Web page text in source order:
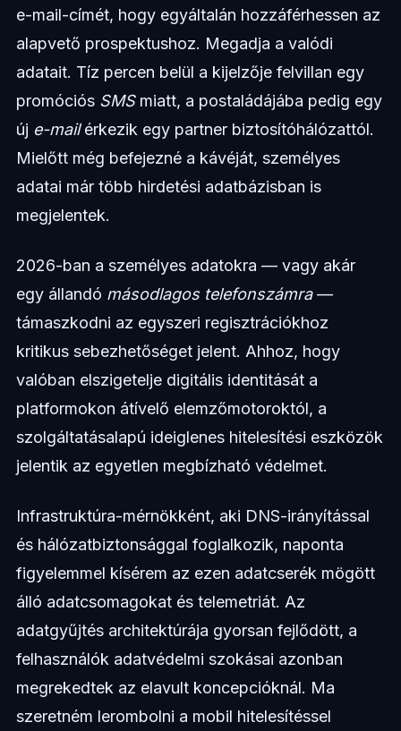
e-mail-címét, hogy egyáltalán hozzáférhessen az
alapvető prospektushoz. Megadja a valódi
adatait. Tíz percen belül a kijelzője felvillan egy
promóciós SMSmiatt, a postaládájába pedig egy
új e-mailérkezik egy partner biztosítóhálózattól.
Mielőtt még befejezné a kávéját, személyes
adatai már több hirdetési adatbázisban is
megjelentek.
2026-ban a személyes adatokra — vagy akár
egy állandó másodlagos telefonszámra—
támaszkodni az egyszeri regisztrációkhoz
kritikus sebezhetőséget jelent. Ahhoz, hogy
valóban elszigetelje digitális identitását a
platformokon átívelő elemzőmotoroktól, a
szolgáltatásalapú ideiglenes hitelesítési eszközök
jelentik az egyetlen megbízható védelmet.
Infrastruktúra-mérnökként, aki DNS-irányítással
és hálózatbiztonsággal foglalkozik, naponta
figyelemmel kísérem az ezen adatcserék mögött
álló adatcsomagokat és telemetriát. Az
adatgyűjtés architektúrája gyorsan fejlődött, a
felhasználók adatvédelmi szokásai azonban
megrekedtek az elavult koncepcióknál. Ma
szeretném lerombolni a mobil hitelesítéssel